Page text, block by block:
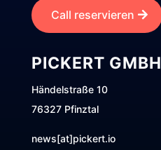
Call reservieren
PICKERT GMBH
Händelstraße 10
76327 Pfinztal
news[at]pickert.io